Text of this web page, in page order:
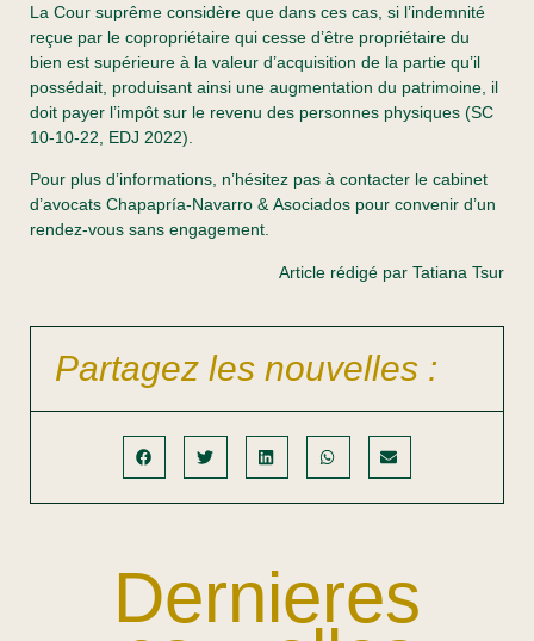
La Cour suprême considère que dans ces cas, si l’indemnité
reçue par le copropriétaire qui cesse d’être propriétaire du
bien est supérieure à la valeur d’acquisition de la partie qu’il
possédait, produisant ainsi une augmentation du patrimoine, il
doit payer l’impôt sur le revenu des personnes physiques (SC
10-10-22, EDJ 2022).
Pour plus d’informations, n’hésitez pas à contacter le cabinet
d’avocats Chapapría-Navarro & Asociados pour convenir d’un
rendez-vous sans engagement.
Article rédigé par Tatiana Tsur
Partagez les nouvelles :
Dernieres